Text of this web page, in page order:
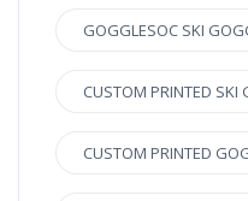
GOGGLESOC SKI
CUSTOM PRINTED SKI
CUSTOM PRINTED